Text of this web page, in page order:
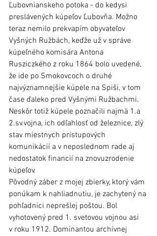
Ľubovnianskeho potoka - do kedysi
preslávených kúpeľov Ľubovňa. Možno
teraz nemilo prekvapím obyvateľov
Vyšných Ružbách, keďže už v správe
kúpeľného komisára Antona
Rusziczkého z roku 1864 bolo uvedené,
že ide po Smokovcoch o druhé
najvýznamnejšie kúpele na Spiši, v tom
čase ďaleko pred Vyšnými Ružbachmi.
Neskôr totiž kúpele poznačili najmä 1.a
2.sv.vojna, ich odľahlosť od železnice, zlý
stav miestnych prístupových
komunikácií a v neposlednom rade aj
nedostatok financií na znovuzrodenie
kúpeľov.
Pôvodný záber z mojej zbierky, ktorý vám
ponúkam k nahliadnutiu, je zachytený na
pohľadnici neprešlej poštou. Bol
vyhotovený pred 1. svetovou vojnou asi
v roku 1912. Dominantou archívnej